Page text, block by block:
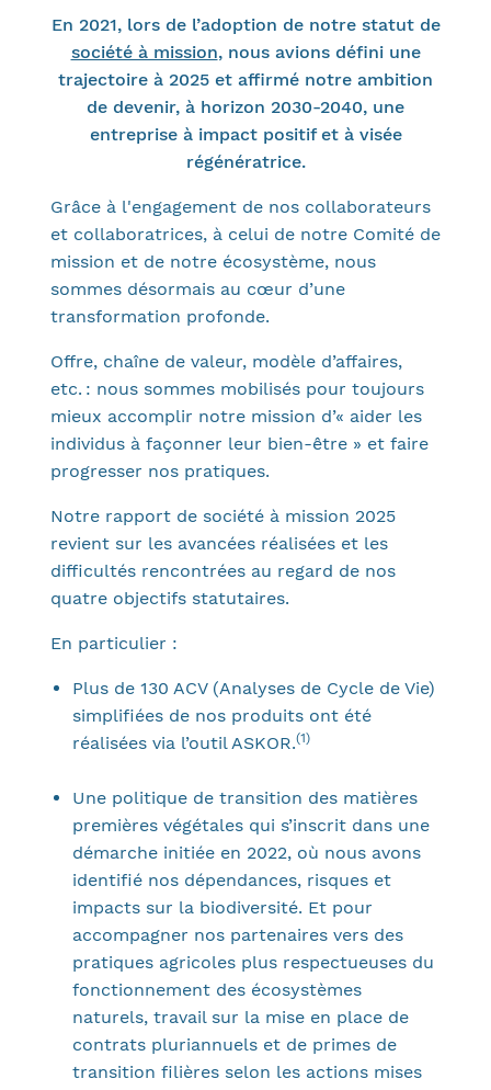
En 2021, lors de l’adoption de notre statut de
société à mission, nous avions défini une
trajectoire à 2025 et affirmé notre ambition
de devenir, à horizon 2030-2040, une
entreprise à impact positif et à visée
régénératrice.
Grâce à l'engagement de nos collaborateurs
et collaboratrices, à celui de notre Comité de
mission et de notre écosystème, nous
sommes désormais au cœur d’une
transformation profonde.
Offre, chaîne de valeur, modèle d’affaires,
etc. : nous sommes mobilisés pour toujours
mieux accomplir notre mission d’« aider les
individus à façonner leur bien-être » et faire
progresser nos pratiques.
Notre rapport de société à mission 2025
revient sur les avancées réalisées et les
difficultés rencontrées au regard de nos
quatre objectifs statutaires.
En particulier :
Plus de 130 ACV (Analyses de Cycle de Vie)
simplifiées de nos produits ont été
réalisées via l’outil ASKOR.(1)
Une politique de transition des matières
premières végétales qui s’inscrit dans une
démarche initiée en 2022, où nous avons
identifié nos dépendances, risques et
impacts sur la biodiversité. Et pour
accompagner nos partenaires vers des
pratiques agricoles plus respectueuses du
fonctionnement des écosystèmes
naturels, travail sur la mise en place de
contrats pluriannuels et de primes de
transition filières selon les actions mises